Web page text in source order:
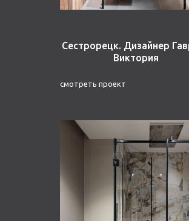
Сестрорецк. Дизайнер
Виктория
смотреть проект